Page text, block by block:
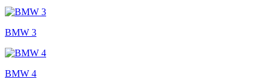
BMW 3
BMW 4